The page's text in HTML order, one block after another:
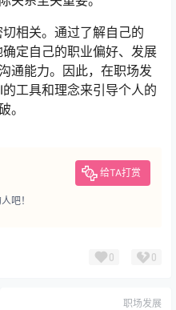
相关。通过了解自己的
定自己的职业偏好、发展
通能力。因此，在职场发
工具和理念来引导个人的
。
给TA打赏
吧！
0 0
职场发展